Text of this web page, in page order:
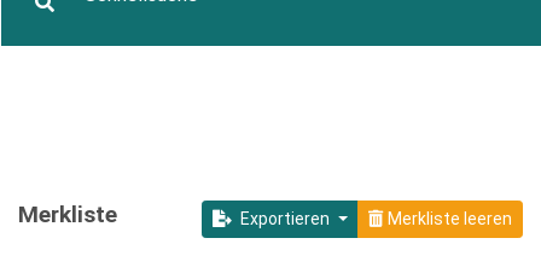
Exportieren Merkliste leeren
Merkliste